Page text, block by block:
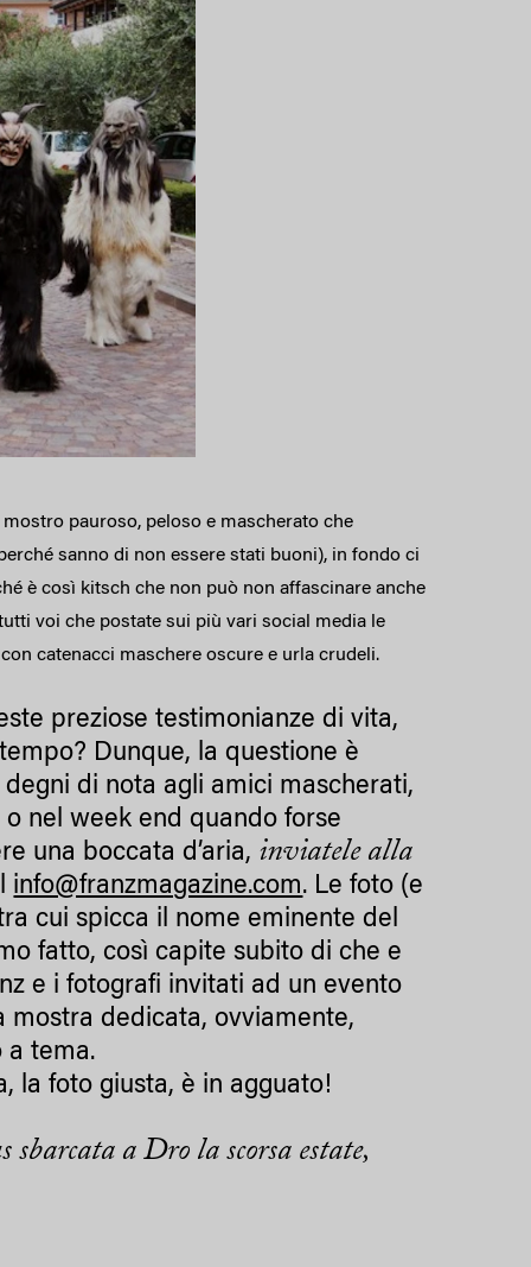
pauroso, peloso e mascherato che
sanno di non essere stati buoni), in fondo ci
è così kitsch che non può non affascinare anche
voi che postate sui più vari social media le
catenacci maschere oscure e urla crudeli.
preziose testimonianze di vita,
Dunque, la questione è
degni di nota agli amici mascherati,
nel week end quando forse
una boccata d’aria, inviatele alla
info@franzmagazine.com. Le foto (e
cui spicca il nome eminente del
fatto, così capite subito di che e
e i fotografi invitati ad un evento
mostra dedicata, ovviamente,
a tema.
la foto giusta, è in agguato!
a Dro la scorsa estate,